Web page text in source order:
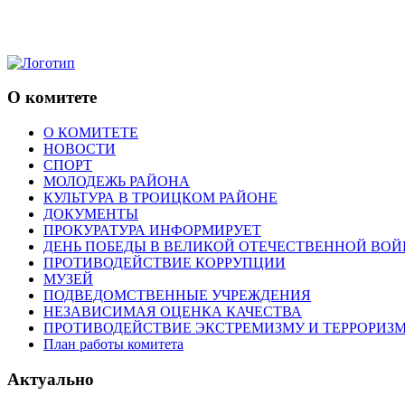
О комитете
О КОМИТЕТЕ
НОВОСТИ
СПОРТ
МОЛОДЕЖЬ РАЙОНА
КУЛЬТУРА В ТРОИЦКОМ РАЙОНЕ
ДОКУМЕНТЫ
ПРОКУРАТУРА ИНФОРМИРУЕТ
ДЕНЬ ПОБЕДЫ В ВЕЛИКОЙ ОТЕЧЕСТВЕННОЙ
ПРОТИВОДЕЙСТВИЕ КОРРУПЦИИ
МУЗЕЙ
ПОДВЕДОМСТВЕННЫЕ УЧРЕЖДЕНИЯ
НЕЗАВИСИМАЯ ОЦЕНКА КАЧЕСТВА
ПРОТИВОДЕЙСТВИЕ ЭКСТРЕМИЗМУ И
План работы комитета
Актуально